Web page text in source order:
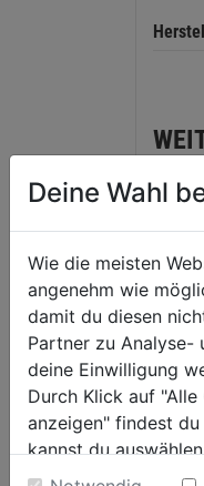
Deine Wahl
Wie die meisten
angenehm wie
damit du diesen
Partner zu Analyse-
deine Einwilligung
Durch Klick auf
anzeigen" findest
kannst du
Weitere